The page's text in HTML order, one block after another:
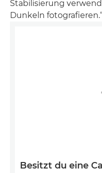
Stabilisierung
Dunkeln fotografieren.“
Besitzt du eine